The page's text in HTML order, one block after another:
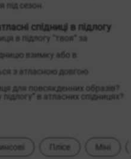
під сезон.
спідниці в підлогу
в підлогу “твоя” за
взимку або в
з атласною довгою
для повсякденних образів?
в атласних спідницях?
Плісе Міні